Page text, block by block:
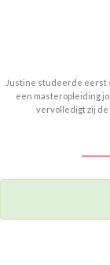
Justine studeerde eerst
een masteropleiding
vervolledigt zij de